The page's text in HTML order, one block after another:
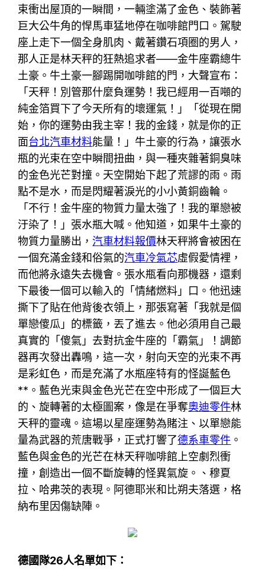
束衝出屋頂的一瞬間，一輛塗滿了金色、裝飾著
巨大公牛角的悍馬車猛地停在咖啡館門口。駕駛
座上走下一個全身肌肉、戴著鑽石項圈的男人，
那人正是林天秤的狂熱追求者——金牛座霸總牛
土豪。牛土豪一腳踢開咖啡館的門，大聲宣布：
「天秤！別管那什麼負運勢！我已經用一百噸的
純金箔買下了今天所有的壞運氣！」「從現在開
始，你的運勢由我主宰！我的金錢，就是你的正
面台北汽車材料能量！」牛土豪的行為，讓張水
瓶的光束在空中瞬間扭曲，與一種夾雜著銅臭味
的金色光芒對撞。天空開始下起了荒謬的雨。雨
點不是水，而是閃耀著淚光的小小黃銅齒輪。
「不行！金牛座的物質力量太強了！我的單戀被
汙染了！」張水瓶大喊。他知道，如果牛土豪的
物質力量勝出，汽車材料報價林天秤將會被困在
一個充滿金錢和俗氣的汽車冷氣芯虛假愛情裡，
而他將永遠失去機會。張水瓶看向那機器，還剩
下最後一個可以輸入的「情緒燃料」口。他迅速
撕下了貼在他背後衣領上，那張寫著「我就是個
單戀傻瓜」的標籤，丟了進去。他必須用自己最
真實的「傻氣」去對抗金牛座的「霸氣」！調節
器再次發出轟鳴，這一次，射向天空的光束不再
是彩虹色，而是充滿了水瓶座特有的怪誕藍色
**。藍色光束與金色光芒在空中形成了一個巨大
的、旋轉著的太極圖案，像是在爭奪奧迪零件林
天秤的靈魂。這場以星座運勢為賭注、以單戀能
量為武器的荒唐戰爭，正式打響了德系車零件 。
藍色與金色的光芒在林天秤咖啡館上空劇烈衝
撞，創造出一個不斷旋轉的怪異氣旋。、穆夏
拉、哈弗茨的表現。阿德耶米和比朔夫落選，格
納布里因傷缺陣。
德國隊26人名單如下：